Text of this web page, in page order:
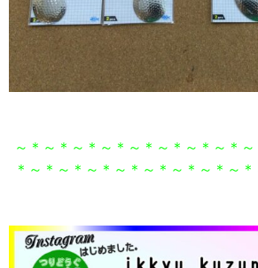
～＊～＊～＊～＊～＊～＊～＊～＊
＊～＊～＊～＊～＊～＊～＊～＊～